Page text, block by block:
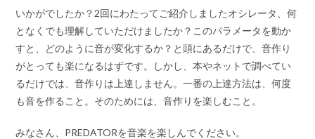
いかがでしたか？2回にわたってご紹介しましたオシレータ、何
となくでも理解していただけましたか？このパラメータを動か
すと、どのように音が変化するか？と頭にあるだけで、音作り
がとっても楽になるはずです。しかし、本やネットで調べてい
るだけでは、音作りは上達しません。一番の上達方法は、何度
も音を作ること。そのためには、音作りを楽しむこと。
みなさん、PREDATORを音楽を楽しんでください。